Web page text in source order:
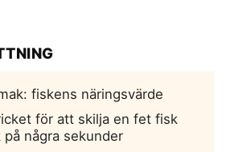
fiskens näringsvärde
för att skilja en fet fisk
några sekunder